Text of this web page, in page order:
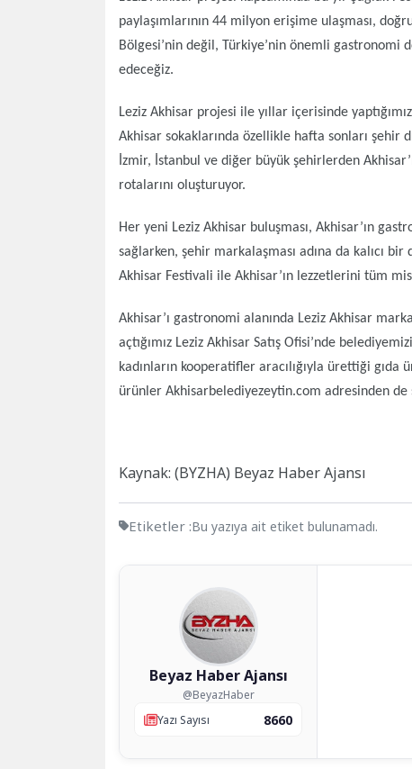
paylaşımlarının 44 milyon erişime ulaşması,
Bölgesi’nin değil, Türkiye’nin önemli gastronomi
edeceğiz.
Leziz Akhisar projesi ile yıllar içerisinde
Akhisar sokaklarında özellikle hafta sonları şehir
İzmir, İstanbul ve diğer büyük şehirlerden
rotalarını oluşturuyor.
Her yeni Leziz Akhisar buluşması, Akhisar’ın
sağlarken, şehir markalaşması adına da kalıcı
Akhisar Festivali ile Akhisar’ın lezzetlerini tüm
Akhisar’ı gastronomi alanında Leziz Akhisar
açtığımız Leziz Akhisar Satış Ofisi’nde
kadınların kooperatifler aracılığıyla ürettiği
ürünler Akhisarbelediyezeytin.com adresinden de
Kaynak: (BYZHA) Beyaz Haber Ajansı
Etiketler :Bu yazıya ait etiket bulunamadı.
Beyaz Haber Ajansı
@BeyazHaber
Yazı Sayısı
8660